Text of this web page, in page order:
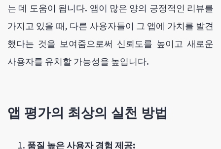
는 데 도움이 됩니다. 앱이 많은 양의 긍정적인 리뷰를
가지고 있을 때, 다른 사용자들이 그 앱에 가치를 발견
했다는 것을 보여줌으로써 신뢰도를 높이고 새로운
사용자를 유치할 가능성을 높입니다.
앱 평가의 최상의 실천 방법
품질 높은 사용자 경험 제공: